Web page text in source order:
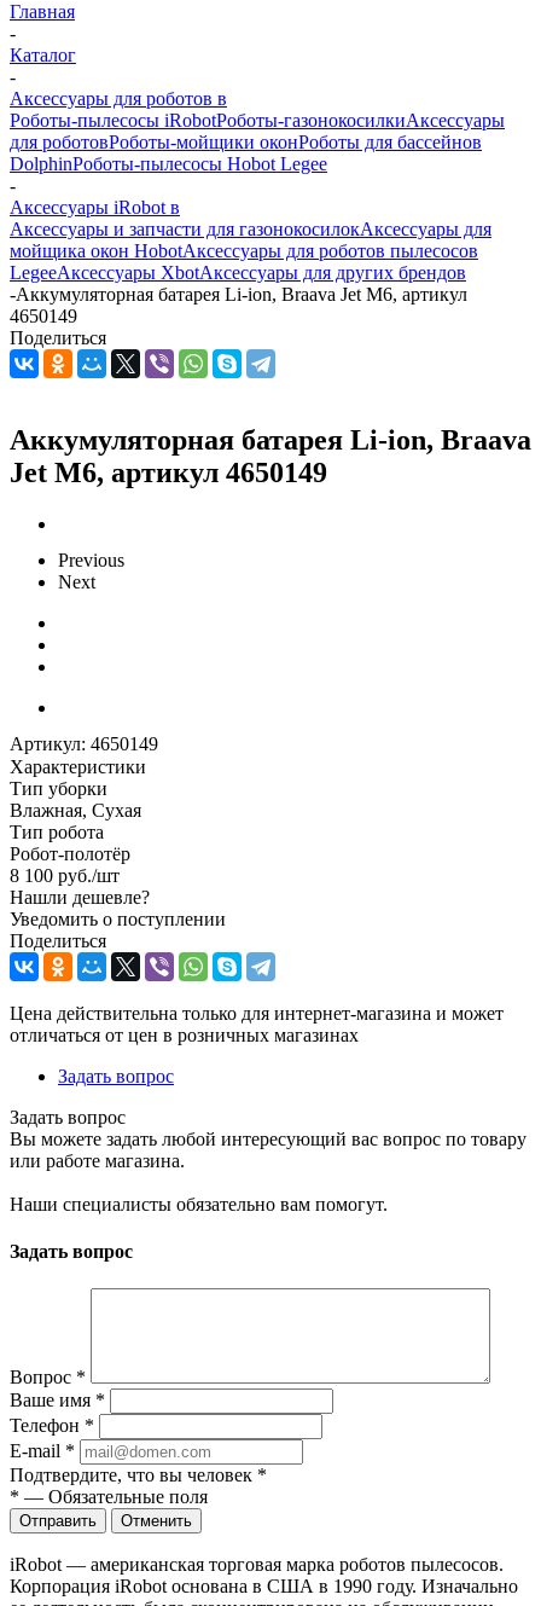
Главная
-
Каталог
-
Аксессуары для роботов в
Роботы-пылесосы iRobotРоботы-газонокосилкиАксессуары
для роботовРоботы-мойщики оконРоботы для бассейнов
DolphinРоботы-пылесосы Hobot Legee
-
Аксессуары iRobot в
Аксессуары и запчасти для газонокосилокАксессуары для
мойщика окон HobotАксессуары для роботов пылесосов
LegeeАксессуары XbotАксессуары для других брендов
-Аккумуляторная батарея Li-ion, Braava Jet M6, артикул
4650149
Поделиться
Аккумуляторная батарея Li-ion, Braava
Jet M6, артикул 4650149
Previous
Next
Артикул: 4650149
Характеристики
Тип уборки
Влажная, Сухая
Тип робота
Робот-полотёр
8 100 руб./шт
Нашли дешевле?
Уведомить о поступлении
Поделиться
Цена действительна только для интернет-магазина и может
отличаться от цен в розничных магазинах
Задать вопрос
Задать вопрос
Вы можете задать любой интересующий вас вопрос по товару
или работе магазина.
Наши специалисты обязательно вам помогут.
Задать вопрос
Вопрос *
Ваше имя *
Телефон *
E-mail *
Подтвердите, что вы человек *
* — Обязательные поля
Отправить Отменить
iRobot — американская торговая марка роботов пылесосов.
Корпорация iRobot основана в США в 1990 году. Изначально